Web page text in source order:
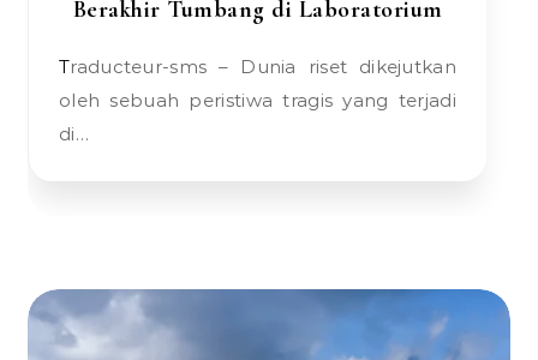
Berakhir Tumbang di Laboratorium
Traducteur-sms – Dunia riset dikejutkan
oleh sebuah peristiwa tragis yang terjadi
di…